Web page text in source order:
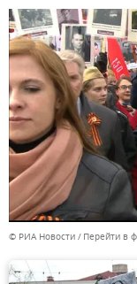
© РИА Новости Перейти в